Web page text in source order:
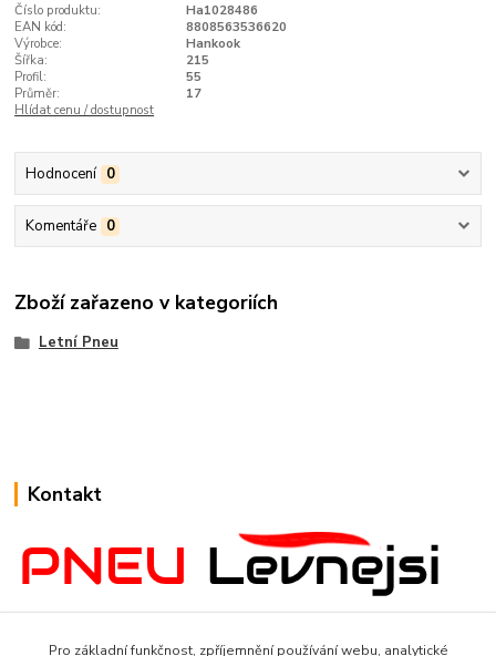
Číslo produktu:
Ha1028486
EAN kód:
8808563536620
Výrobce:
Hankook
Šířka:
215
Profil:
55
Průměr:
17
Hlídat cenu / dostupnost
Hodnocení 0
Komentáře 0
Zboží zařazeno v kategoriích
Letní Pneu
Kontakt
Pro základní funkčnost, zpříjemnění používání webu, analytické